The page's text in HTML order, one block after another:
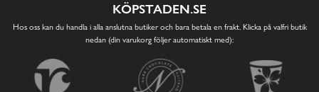
KÖPSTADEN.SE
Hos oss kan du handla i alla anslutna butiker och bara betala en frakt. Klicka på valfri butik
nedan (din varukorg följer automatiskt med):